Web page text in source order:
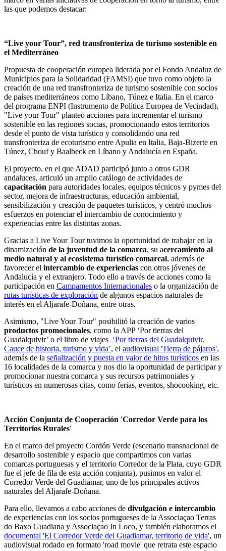
las que podemos destacar:
“Live your Tour”, red transfronteriza de turismo sostenible en
el Mediterráneo
Propuesta de cooperación europea liderada por el Fondo Andaluz de
Municipios para la Solidaridad (FAMSI) que tuvo como objeto la
creación de una red transfronteriza de turismo sostenible con socios
de países mediterráneos como Líbano, Túnez e Italia. En el marco
del programa ENPI (Instrumento de Política Europea de Vecindad),
"Live your Tour" planteó acciones para incrementar el turismo
sostenible en las regiones socias, promocionando estos territorios
desde el punto de vista turístico y consolidando una red
transfronteriza de ecoturismo entre Apulia en Italia, Baja-Bizerte en
Túnez, Chouf y Baalbeck en Líbano y Andalucía en España.
El proyecto, en el que ADAD participó junto a otros GDR
andaluces, articuló un amplio catálogo de actividades de
capacitación para autoridades locales, equipos técnicos y pymes del
sector, mejora de infraestructuras, educación ambiental,
sensibilización y creación de paquetes turísticos, y centró muchos
esfuerzos en potenciar el intercambio de conocimiento y
experiencias entre las distintas zonas.
Gracias a Live Your Tour tuvimos la oportunidad de trabajar en la
dinamización de la juventud de la comarca, su acercamiento al
medio natural y al ecosistema turístico comarcal, además de
favorecer el intercambio de experiencias con otros jóvenes de
Andalucía y el extranjero. Todo ello a través de acciones como la
participación en Campamentos Internacionales o la organización de
rutas turísticas de exploración de algunos espacios naturales de
interés en el Aljarafe-Doñana, entre otras.
Asimismo, "Live Your Tour" posibilitó la creación de varios
productos promocionales, como la APP ‘Por tierras del
Guadalquivir’ o el libro de viajes ‘Por tierras del Guadalquivir.
Cauce de historia, turismo y vida’, el audiovisual 'Tierra de pájaros',
además de la señalización y puesta en valor de hitos turísticos en las
16 localidades de la comarca y nos dio la oportunidad de participar y
promocionar nuestra comarca y sus recursos patrimoniales y
turísticos en numerosas citas, como ferias, eventos, shocooking, etc.
Acción Conjunta de Cooperación 'Corredor Verde para los
Territorios Rurales'
En el marco del proyecto Cordón Verde (escenario transnacional de
desarrollo sostenible y espacio que compartimos con varias
comarcas portuguesas y el territorio Corredor de la Plata, cuyo GDR
fue el jefe de fila de esta acción conjunta), pusimos en valor el
Corredor Verde del Guadiamar, uno de los principales activos
naturales del Aljarafe-Doñana.
Para ello, llevamos a cabo acciones de divulgación e intercambio
de experiencias con los socios portugueses de la Associaçao Terras
do Baxo Guadiana y Associaçao In Loco, y también elaboramos el
documental 'El Corredor Verde del Guadiamar, territorio de vida', un
audiovisual rodado en formato 'road movie' que retrata este espacio